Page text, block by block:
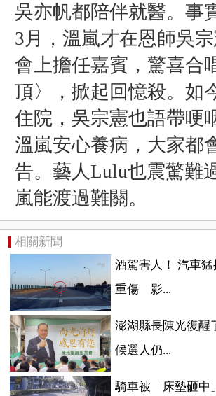
吳亦帆都陪伴就醫。事
3月，溫嵐才在恩師吳
會上擔任嘉賓，驚喜合
頂〉，掀起回憶殺。如
住院，吳宗憲也語帶哽
溫嵐安心養病，大家都
告。藝人Lulu也震驚難
嵐能渡過難關。
相關新聞
酒駕害人！ 汽車
重傷 影...
澎湖縣長陳光復醒
候選人仍...
騎車被「床墊砸中